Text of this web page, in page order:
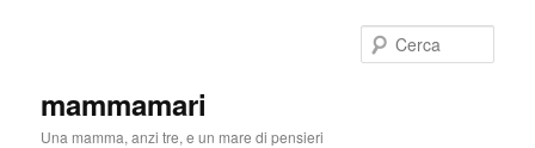
mammamari
Una mamma, anzi tre, e un mare di pensieri